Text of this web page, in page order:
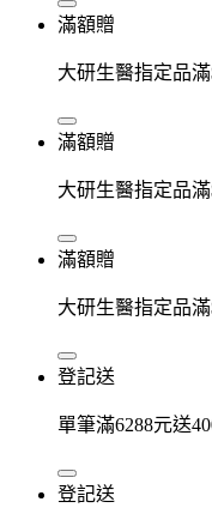
滿額贈
大研生醫指定品
滿額贈
大研生醫指定品
滿額贈
大研生醫指定品
登記送
單筆滿6288元送
登記送